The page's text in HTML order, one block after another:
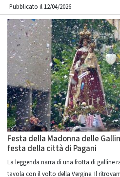
Pubblicato il 12/04/2026
Festa della Madonna delle
festa della città di Pagani
La leggenda narra di una frotta di galline
tavola con il volto della Vergine. Il